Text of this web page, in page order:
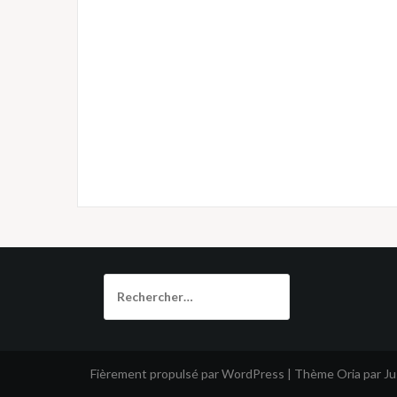
Fièrement propulsé par WordPress | Thème Oria par